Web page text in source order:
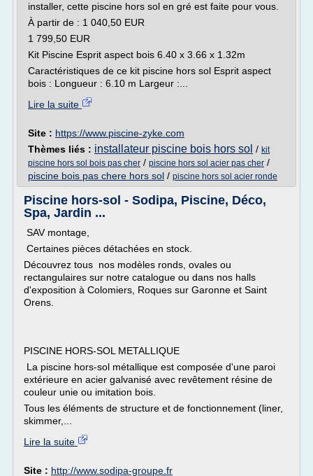
installer, cette piscine hors sol en gré est faite pour vous.
À partir de : 1 040,50 EUR
1 799,50 EUR
Kit Piscine Esprit aspect bois 6.40 x 3.66 x 1.32m
Caractéristiques de ce kit piscine hors sol Esprit aspect
bois : Longueur : 6.10 m Largeur :...
Lire la suite
Site : https://www.piscine-zyke.com
Thèmes liés : installateur piscine bois hors sol / kit
piscine hors sol bois pas cher / piscine hors sol acier pas cher /
piscine bois pas chere hors sol / piscine hors sol acier ronde
Piscine hors-sol - Sodipa, Piscine, Déco,
Spa, Jardin ...
SAV montage,
Certaines pièces détachées en stock.
Découvrez tous nos modèles ronds, ovales ou
rectangulaires sur notre catalogue ou dans nos halls
d'exposition à Colomiers, Roques sur Garonne et Saint
Orens.
PISCINE HORS-SOL METALLIQUE
La piscine hors-sol métallique est composée d'une paroi
extérieure en acier galvanisé avec revêtement résine de
couleur unie ou imitation bois.
Tous les éléments de structure et de fonctionnement (liner,
skimmer,...
Lire la suite
Site : http://www.sodipa-groupe.fr